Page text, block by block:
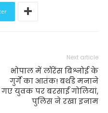
Next article
भोपाल में लॉरेंस बिश्नोई के
गुर्गे का आतंक! बर्थडे मनाने
गए युवक पर बरसाई गोलियां,
पुलिस ने रखा इनाम